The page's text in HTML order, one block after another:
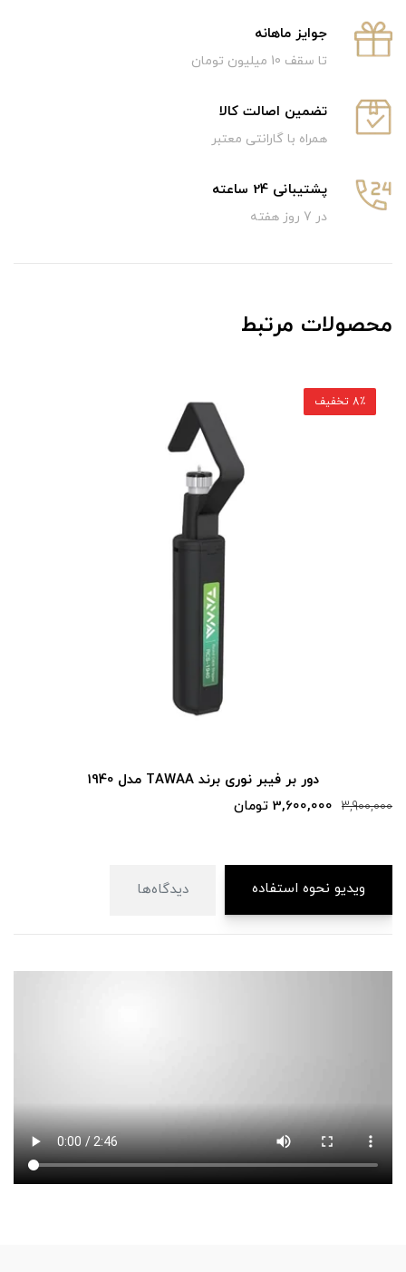
جوایز ماهانه
تا سقف 10 میلیون تومان
تضمین اصالت کالا
همراه با گارانتی معتبر
پشتیبانی 24 ساعته
در 7 روز هفته
محصولات مرتبط
دور بر فیبر نوری برند TAWAA مدل 1940
3,900,000 3,600,000 تومان
8٪ تخفیف
ویدیو نحوه استفاده دیدگاه‌ها